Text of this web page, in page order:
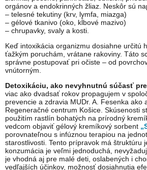
orgánov a endokrinných žliaz. Neskôr sú
– telesné tekutiny (krv, lymfa, miazga)
– gélové tkanivo (oko, kĺbové mazivo)
– chrupavky, svaly a kosti.
Keď intoxikácia organizmu dosiahne určitú
ťažkým poruchám, vrátane rakoviny. Táto
správne postupovať pri očiste – od
vnútorným.
Detoxikáciu, ako nevyhnutnú súčasť
viac ako dvadsať rokov propagujem v
prevencie a zdravia MUDr. A. Fesenka ako
Regeneračné centrum Košice. Skúsenosti
použitím rastlín bohatých na prírodný
vedcom objaviť gélový kremíkový sorbent
porovnateľnou s infúznou terapiou na
starostlivosti. Tento prípravok má štruktúru
konzumácia je veľmi jednoduchá,
je vhodná aj pre malé deti, oslabených i
vedľajších účinkov, možnosť dosiahnutia